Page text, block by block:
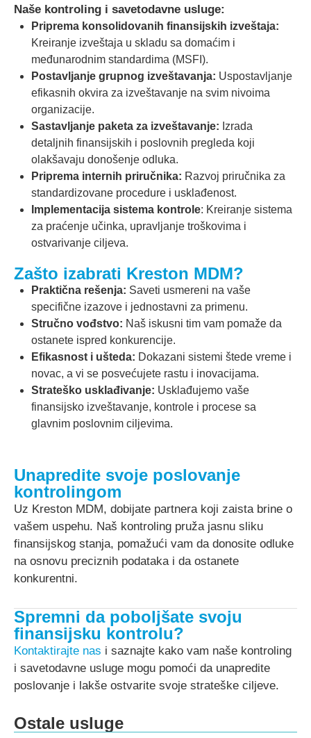
Naše kontroling i savetodavne usluge:
Priprema konsolidovanih finansijskih izveštaja:
Kreiranje izveštaja u skladu sa domaćim i
međunarodnim standardima (MSFI).
Postavljanje grupnog izveštavanja: Uspostavljanje
efikasnih okvira za izveštavanje na svim nivoima
organizacije.
Sastavljanje paketa za izveštavanje: Izrada
detaljnih finansijskih i poslovnih pregleda koji
olakšavaju donošenje odluka.
Priprema internih priručnika: Razvoj priručnika za
standardizovane procedure i usklađenost.
Implementacija sistema kontrole: Kreiranje sistema
za praćenje učinka, upravljanje troškovima i
ostvarivanje ciljeva.
Zašto izabrati Kreston MDM?
Praktična rešenja: Saveti usmereni na vaše
specifične izazove i jednostavni za primenu.
Stručno vođstvo: Naš iskusni tim vam pomaže da
ostanete ispred konkurencije.
Efikasnost i ušteda: Dokazani sistemi štede vreme i
novac, a vi se posvećujete rastu i inovacijama.
Strateško usklađivanje: Usklađujemo vaše
finansijsko izveštavanje, kontrole i procese sa
glavnim poslovnim ciljevima.
Unapredite svoje poslovanje
kontrolingom
Uz Kreston MDM, dobijate partnera koji zaista brine o
vašem uspehu. Naš kontroling pruža jasnu sliku
finansijskog stanja, pomažući vam da donosite odluke
na osnovu preciznih podataka i da ostanete
konkurentni.
Spremni da poboljšate svoju
finansijsku kontrolu?
Kontaktirajte nas i saznajte kako vam naše kontroling
i savetodavne usluge mogu pomoći da unapredite
poslovanje i lakše ostvarite svoje strateške ciljeve.
Ostale usluge